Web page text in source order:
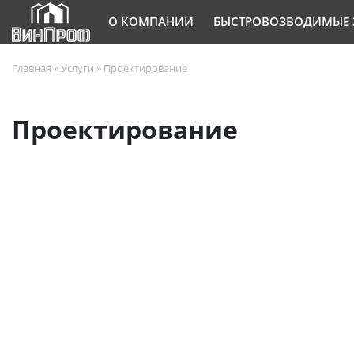
О КОМПАНИИ БЫСТРОВОЗВОДИМЫЕ
Главная »Услуги » Проектирование
Проектирование